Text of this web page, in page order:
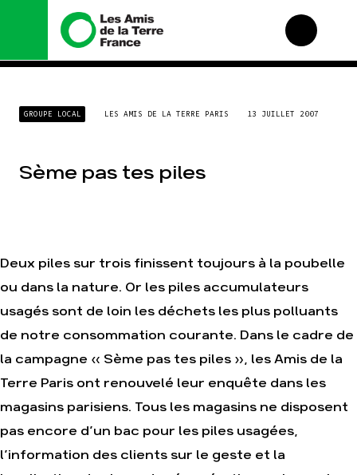
Nous connaître
Histoire
Missions et méthodes
monde
Nos alliés
Je soutiens les Amis de
la Terre
Nos autres campagnes
Agir Nos thématiques
Agriculture
Finance
GROUPE LOCAL LES AMIS DE LA TERRE PARIS 13 JUILLET 2007
Sème pas tes piles
Deux piles sur trois finissent toujours à la poubelle
ou dans la nature. Or les piles accumulateurs
usagés sont de loin les déchets les plus polluants
de notre consommation courante. Dans le cadre de
la campagne « Sème pas tes piles », les Amis de la
Terre Paris ont renouvelé leur enquête dans les
magasins parisiens. Tous les magasins ne disposent
pas encore d’un bac pour les piles usagées,
l’information des clients sur le geste et la